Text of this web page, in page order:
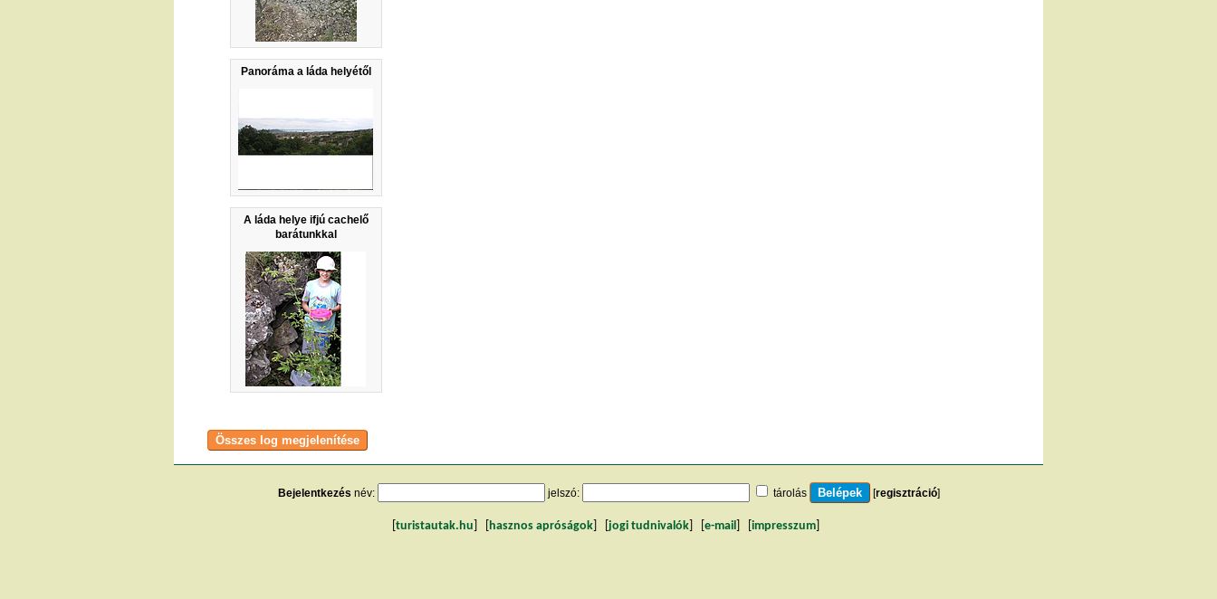
Panoráma a láda helyétől
A láda helye ifjú cachelő
barátunkkal
Bejelentkezés név: jelszó: tárolás [regisztráció]
turistautak.hu hasznos apróságok jogi tudnivalók e-mail impresszum